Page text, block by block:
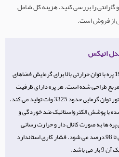
را بررسی کنید. هزینه کل شامل
از فروش است.
رادیاتور آلومینیومی آنیت مدل انیکس 19 پره با توان حرارتی بالا برای گرمایش فضاهای
اداری تا متراژ تقریبی 35 متر مربع طراحی شده است. هر پره دارای ظرفیت
حرارتی متوسط 175 وات بوده و کل رادیاتور توان گرمایی حدود 3325 وات تولید می کند.
با پوشش الکترواستاتیک ضد خوردگی و
ها به صورت کانال دار و حرارت رسانی
یکنواخت موجب افزایش راندمان حرارتی تا 98 درصد می شود. فشار کاری استاندارد